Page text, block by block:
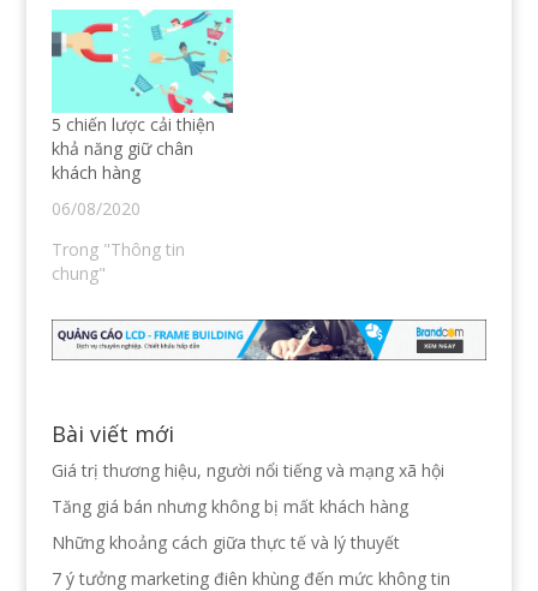
i
n
n
e
n
d
o
w
)
e
w
w
i
d
w
)
i
n
d
w
)
5 chiến lược cải thiện
khả năng giữ chân
khách hàng
06/08/2020
Trong "Thông tin
chung"
Bài viết mới
Giá trị thương hiệu, người nổi tiếng và mạng xã hội
Tăng giá bán nhưng không bị mất khách hàng
Những khoảng cách giữa thực tế và lý thuyết
7 ý tưởng marketing điên khùng đến mức không tin